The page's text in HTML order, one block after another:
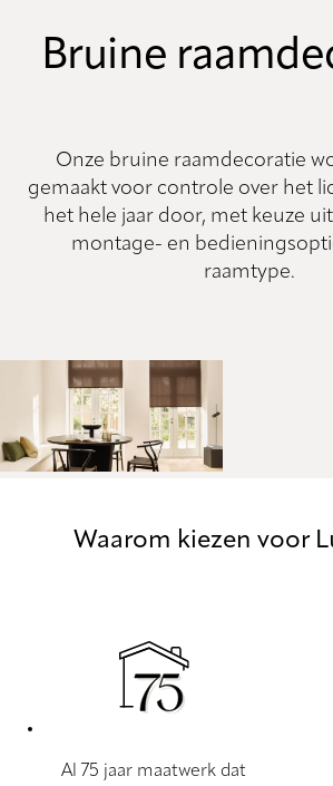
Bruine
Onze bruine raamdecoratie
gemaakt voor controle over het
het hele jaar door, met keuze
montage- en
raamtype.
Waarom kiezen voor
Al 75 jaar maatwerk dat